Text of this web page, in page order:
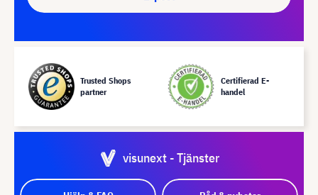
Trusted Shops
partner
Certifierad E-
handel
visunext - Tjänster